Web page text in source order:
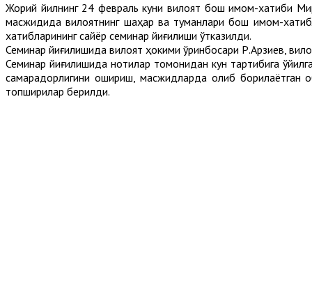
Жорий йилнинг 24 февраль куни вилоят бош имом-хатиби
масжидида вилоятнинг шаҳар ва туманлари бош имом-
хатибларининг сайёр семинар йиғилиши ўтказилди.
Семинар йиғилишида вилоят ҳокими ўринбосари Р.Арзиев,
Семинар йиғилишида нотиқлар томонидан кун тартибига
самарадорлигини ошириш, масжидларда олиб
топшириқлар берилди.